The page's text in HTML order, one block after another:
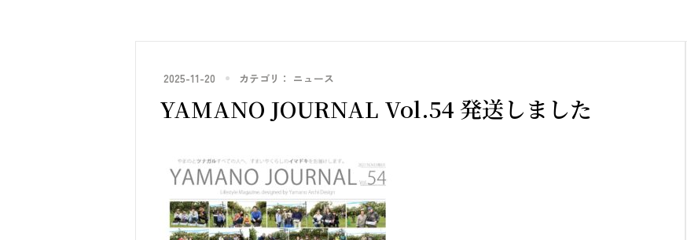
2025-11-20 カテゴリ： ニュース
YAMANO JOURNAL Vol.54 発送しました